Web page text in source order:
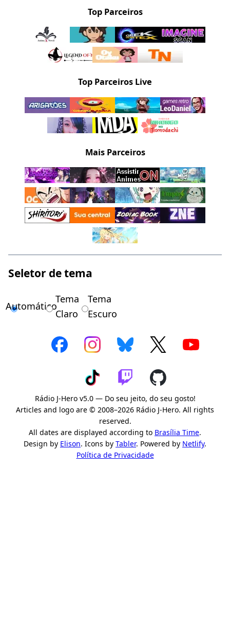
Top Parceiros
Top Parceiros Live
Mais Parceiros
Seletor de tema
Automático
Tema
Claro
Tema
Escuro
Rádio J-Hero v5.0 — Do seu jeito, do seu gosto!
Articles and logo are © 2008–2026 Rádio J-Hero. All rights
reserved.
All dates are displayed according to Brasília Time.
Design by Elison. Icons by Tabler. Powered by Netlify.
Política de Privacidade